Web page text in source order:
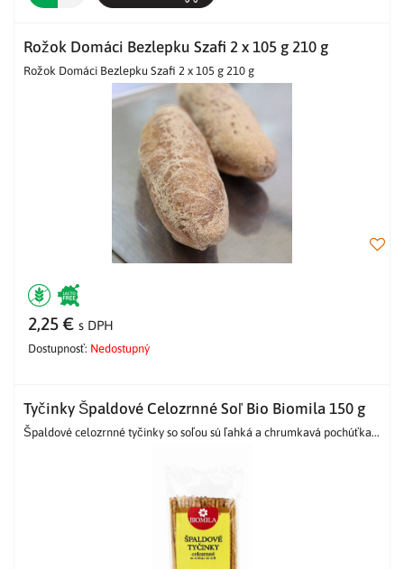
Rožok Domáci Bezlepku Szafi 2 x 105 g 210 g
Rožok Domáci Bezlepku Szafi 2 x 105 g 210 g
2,25 € s DPH
Dostupnosť: Nedostupný
Tyčinky Špaldové Celozrnné Soľ Bio Biomila 150 g
Špaldové celozrnné tyčinky so soľou sú ľahká a chrumkavá pochúťka...